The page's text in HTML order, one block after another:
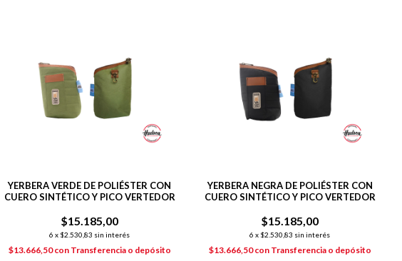
YERBERA VERDE DE POLIÉSTER CON
CUERO SINTÉTICO Y PICO VERTEDOR
$15.185,00
6 x $2.530,83 sin interés
$13.666,50con Transferencia o depósito
YERBERA NEGRA DE POLIÉSTER CON
CUERO SINTÉTICO Y PICO VERTEDOR
$15.185,00
6 x $2.530,83 sin interés
$13.666,50con Transferencia o depósito